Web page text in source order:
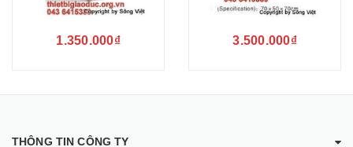
1.350.000₫ 3.500.000₫
THÔNG TIN CÔNG TY